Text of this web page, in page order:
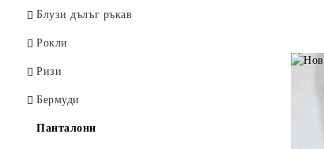
Долнище анцуг
Панталони
Дънки
Елеци
Якета
Блузи дълъг ръкав
Рокли
Ризи
Бермуди
Панталони